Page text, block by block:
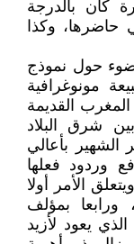
كان بالدرجة
حاضرها، وكذا
حول نموذج
مونوغرافية
القديمة
شرق البلاد
الشهير بأعالي
وردود فعلها
الأمر أولا
ورابعا بمؤلف
يعود لأزيد